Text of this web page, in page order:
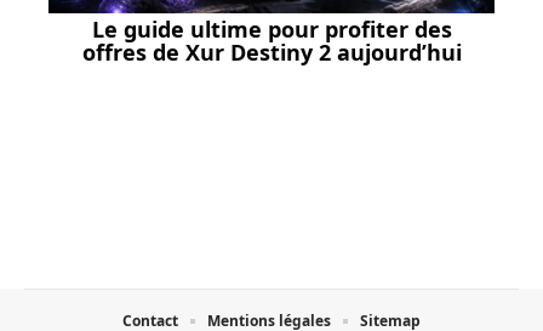
Le guide ultime pour profiter des
offres de Xur Destiny 2 aujourd’hui
Contact Mentions légales Sitemap